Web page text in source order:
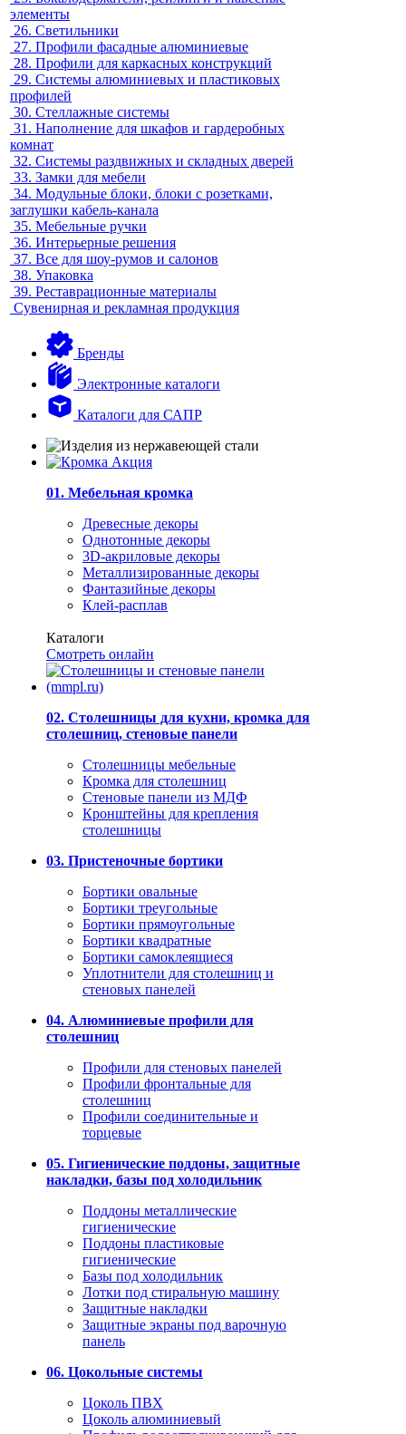
элементы
26. Светильники
27. Профили фасадные алюминиевые
28. Профили для каркасных конструкций
29. Системы алюминиевых и пластиковых
профилей
30. Стеллажные системы
31. Наполнение для шкафов и гардеробных
комнат
32. Системы раздвижных и складных дверей
33. Замки для мебели
34. Модульные блоки, блоки с розетками,
заглушки кабель-канала
35. Мебельные ручки
36. Интерьерные решения
37. Все для шоу-румов и салонов
38. Упаковка
39. Реставрационные материалы
Сувенирная и рекламная продукция
Бренды
Электронные каталоги
Каталоги для САПР
01. Мебельная кромка
Древесные декоры
Однотонные декоры
3D-акриловые декоры
Металлизированные декоры
Фантазийные декоры
Клей-расплав
Каталоги
Смотреть онлайн
02. Столешницы для кухни, кромка для
столешниц, стеновые панели
Столешницы мебельные
Кромка для столешниц
Стеновые панели из МДФ
Кронштейны для крепления
столешницы
03. Пристеночные бортики
Бортики овальные
Бортики треугольные
Бортики прямоугольные
Бортики квадратные
Бортики самоклеящиеся
Уплотнители для столешниц и
стеновых панелей
04. Алюминиевые профили для
столешниц
Профили для стеновых панелей
Профили фронтальные для
столешниц
Профили соединительные и
торцевые
05. Гигиенические поддоны, защитные
накладки, базы под холодильник
Поддоны металлические
гигиенические
Поддоны пластиковые
гигиенические
Базы под холодильник
Лотки под стиральную машину
Защитные накладки
Защитные экраны под варочную
панель
06. Цокольные системы
Цоколь ПВХ
Цоколь алюминиевый